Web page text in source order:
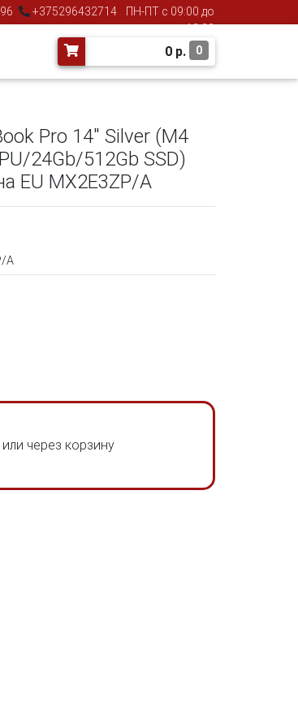
+375296432714
ПН-ПТ с 09:00 до
18:00
0 р. 0
Pro 14" Silver (M4
24Gb/512Gb SSD)
EU MX2E3ZP/A
A
или через корзину